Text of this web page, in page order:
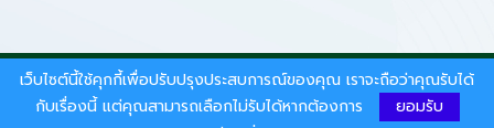
สงวนลิขสิทธิ์ © 2026 - สำนักงานนโยบายและแผน
ทรัพยากรธรรมชาติและสิ่งแวดล้อม.
เว็บไซต์นี้ใช้คุกกี้เพื่อปรับปรุงประสบการณ์ของคุณ เราจะถือว่าคุณรับได้
กับเรื่องนี้ แต่คุณสามารถเลือกไม่รับได้หากต้องการ
ยอมรับ